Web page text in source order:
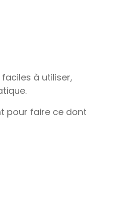
à utiliser,
pour faire ce dont